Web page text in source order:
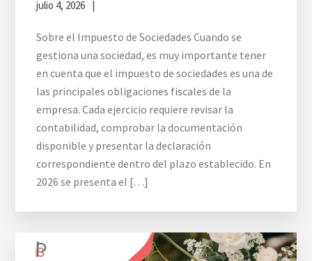
julio 4, 2026
Sobre el Impuesto de Sociedades Cuando se
gestiona una sociedad, es muy importante tener
en cuenta que el impuesto de sociedades es una de
las principales obligaciones fiscales de la
empresa. Cada ejercicio requiere revisar la
contabilidad, comprobar la documentación
disponible y presentar la declaración
correspondiente dentro del plazo establecido. En
2026 se presenta el […]